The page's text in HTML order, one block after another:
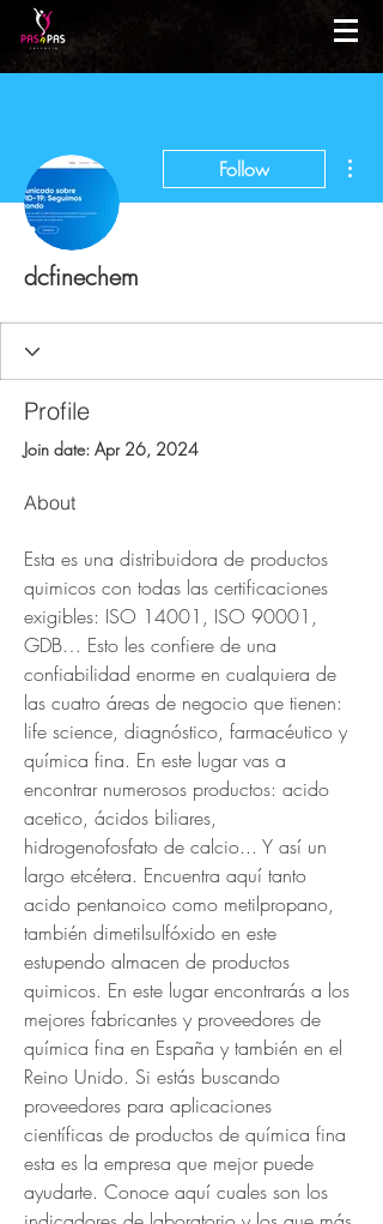
Follow
dcfinechem
Profile
Join date: Apr 26, 2024
About
Esta es una distribuidora de productos
quimicos con todas las certificaciones
exigibles: ISO 14001, ISO 90001,
GDB… Esto les confiere de una
confiabilidad enorme en cualquiera de
las cuatro áreas de negocio que tienen:
life science, diagnóstico, farmacéutico y
química fina. En este lugar vas a
encontrar numerosos productos: acido
acetico, ácidos biliares,
hidrogenofosfato de calcio... Y así un
largo etcétera. Encuentra aquí tanto
acido pentanoico como metilpropano,
también dimetilsulfóxido en este
estupendo almacen de productos
quimicos. En este lugar encontrarás a los
mejores fabricantes y proveedores de
química fina en España y también en el
Reino Unido. Si estás buscando
proveedores para aplicaciones
científicas de productos de química fina
esta es la empresa que mejor puede
ayudarte. Conoce aquí cuales son los